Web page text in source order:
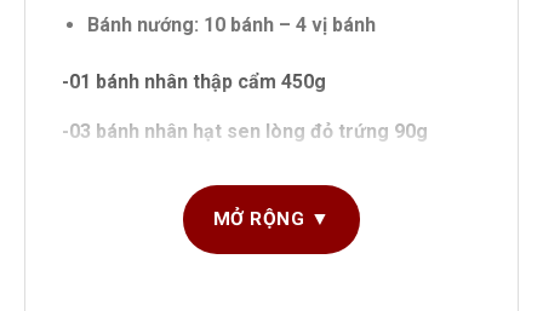
Bánh nướng: 10 bánh – 4 vị bánh
-01 bánh nhân thập cẩm 450g
-03 bánh nhân hạt sen lòng đỏ trứng 90g
-04 bánh nhân đậu đỏ hạt dẻ 90g
-04 bánh nhân mè đen 90g
MỞ RỘNG ▼